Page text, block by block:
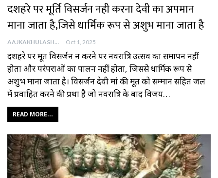
दशहरे पर मूर्ति विसर्जन नही करना देवी का अपमान
माना जाता है,जिसे धार्मिक रूप से अशुभ माना जाता है
AAJKAKHULASHA Oct 1, 2025
दशहरे पर मूर्ति विसर्जन न करने पर नवरात्रि उत्सव का समापन नहीं
होता और परंपराओं का पालन नहीं होता, जिससे धार्मिक रूप से
अशुभ माना जाता है। विसर्जन देवी मां की मूर्ति को सम्मान सहित जल
में प्रवाहित करने की प्रथा है जो नवरात्रि के बाद विजय…
READ MORE...